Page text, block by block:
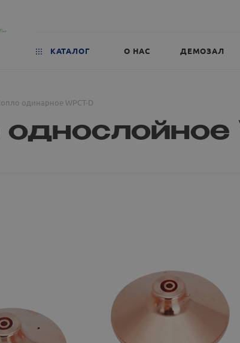
КАТАЛОГ О НАС ДЕМОЗАЛ
одинарное WPCT-D